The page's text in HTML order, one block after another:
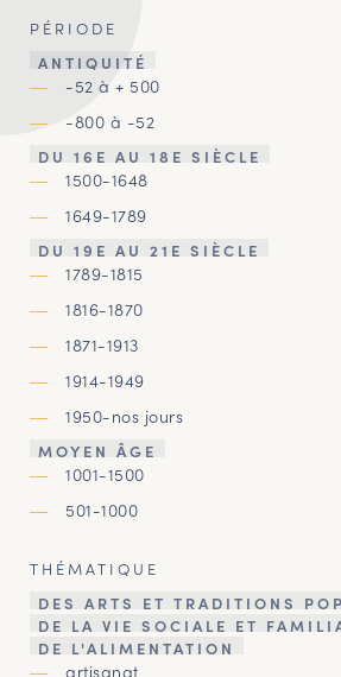
PÉRIODE
ANTIQUITÉ
-52 à + 500
-800 à -52
DU 16E AU 18E SIÈCLE
1500-1648
1649-1789
DU 19E AU 21E SIÈCLE
1789-1815
1816-1870
1871-1913
1914-1949
1950-nos jours
MOYEN ÂGE
1001-1500
501-1000
THÉMATIQUE
DES ARTS ET TRADITIONS
DE LA VIE SOCIALE ET
DE L'ALIMENTATION
artisanat